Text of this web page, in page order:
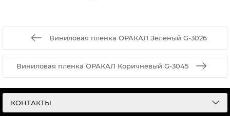
Виниловая пленка ОРАКАЛ Зеленый G-3026
Виниловая пленка ОРАКАЛ Коричневый G-3045
КОНТАКТЫ